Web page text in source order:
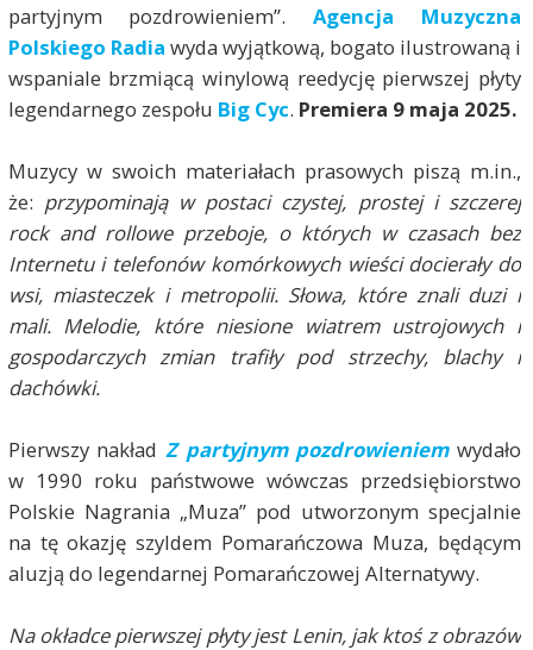
partyjnym pozdrowieniem”.Agencja Muzyczna
Polskiego Radia wyda wyjątkową, bogato ilustrowaną i
wspaniale brzmiącą winylową reedycję pierwszej płyty
legendarnego zespołu Big Cyc. Premiera 9 maja 2025.
Muzycy w swoich materiałach prasowych piszą m.in.,
że: przypominają w postaci czystej, prostej i szczerej
rock and rollowe przeboje, o których w czasach bez
Internetu i telefonów komórkowych wieści docierały do
wsi, miasteczek i metropolii. Słowa, które znali duzi i
mali. Melodie, które niesione wiatrem ustrojowych i
gospodarczych zmian trafiły pod strzechy, blachy i
dachówki.
Pierwszy nakład Z partyjnym pozdrowieniemwydało
w 1990 roku państwowe wówczas przedsiębiorstwo
Polskie Nagrania „Muza” pod utworzonym specjalnie
na tę okazję szyldem Pomarańczowa Muza, będącym
aluzją do legendarnej Pomarańczowej Alternatywy.
Na okładce pierwszej płyty jest Lenin, jak ktoś z obrazów